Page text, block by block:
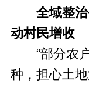
全域整
动村民增收
“部分农户
种，担心土